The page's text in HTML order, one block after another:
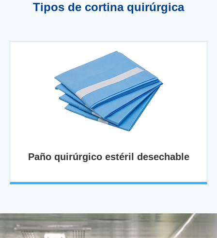
Tipos de cortina quirúrgica
Paño quirúrgico estéril desechable